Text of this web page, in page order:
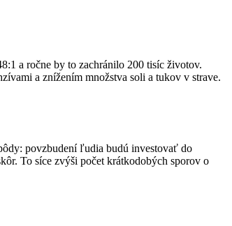
a ročne by to zachránilo 200 tisíc životov.
a znížením množstva soli a tukov v strave.
povzbudení ľudia budú investovať do
To síce zvýši počet krátkodobých sporov o